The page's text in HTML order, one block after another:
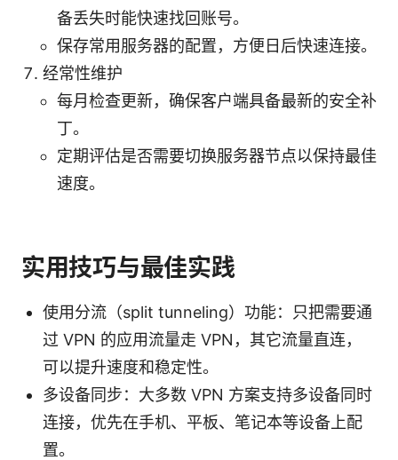
备丢失时能快速找回账号。
保存常用服务器的配置，方便日后快速连接。
经常性维护
每月检查更新，确保客户端具备最新的安全补
丁。
定期评估是否需要切换服务器节点以保持最佳
速度。
实用技巧与最佳实践
使用分流（split tunneling）功能：只把需要通
过 VPN 的应用流量走 VPN，其它流量直连，
可以提升速度和稳定性。
多设备同步：大多数 VPN 方案支持多设备同时
连接，优先在手机、平板、笔记本等设备上配
置。